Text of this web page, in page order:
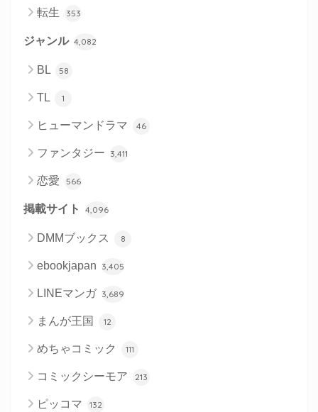
転生 353
ジャンル 4,082
BL 58
TL 1
ヒューマンドラマ 46
ファンタジー 3,411
恋愛 566
掲載サイト 4,096
DMMブックス 8
ebookjapan 3,405
LINEマンガ 3,689
まんが王国 12
めちゃコミック 111
コミックシーモア 213
ピッコマ 132